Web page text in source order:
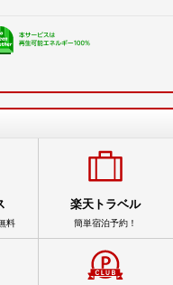
料
楽天トラベル
簡単宿泊予約！